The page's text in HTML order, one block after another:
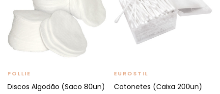
POLLIE
Discos Algodão (Saco 80un)
EUROSTIL
Cotonetes (Caixa 200un)